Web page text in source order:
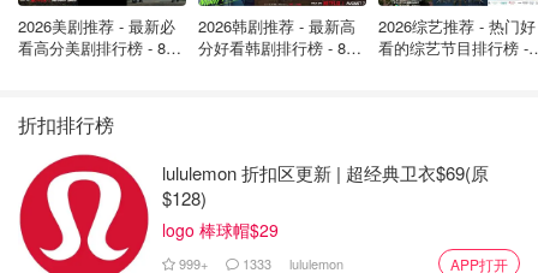
2025温哥华天气预报 - 本周气温将降
至冰点以下！地区甚至预报有雪！
2026美剧推荐 - 最新必
看高分美剧排行榜 - 8月
2026韩剧推荐 - 最新高
分好看韩剧排行榜 - 8月
2026综艺推荐 - 热门好
看的综艺节目排行榜 -
折扣排行榜
lululemon 折扣区更新 | 超经典卫衣$69(原
$128)
logo 棒球帽$29
999+ 1333 lululemon APP打开